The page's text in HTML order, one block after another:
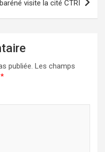
visite la cité CTRI
publiée. Les champs
*